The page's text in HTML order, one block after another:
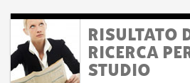
RISULTATO
RICERCA
STUDIO